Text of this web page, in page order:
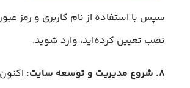
سپس با استفاده از نام کاربری و رمز
نصب تعیین کرده‌اید، وارد شوید.
۸. شروع مدیریت و توسعه سایت: